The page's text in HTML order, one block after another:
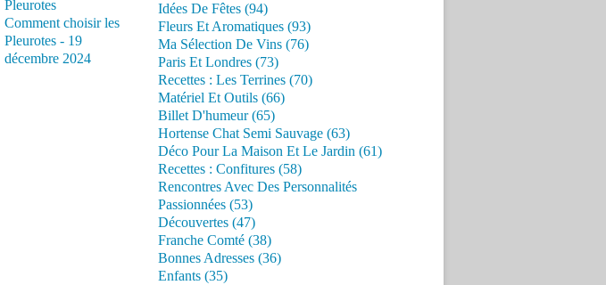
Comment choisir les
Pleurotes - 19
décembre 2024
Idées De Fêtes (94)
Fleurs Et Aromatiques (93)
Ma Sélection De Vins (76)
Paris Et Londres (73)
Recettes : Les Terrines (70)
Matériel Et Outils (66)
Billet D'humeur (65)
Hortense Chat Semi Sauvage (63)
Déco Pour La Maison Et Le Jardin (61)
Recettes : Confitures (58)
Rencontres Avec Des Personnalités
Passionnées (53)
Découvertes (47)
Franche Comté (38)
Bonnes Adresses (36)
Enfants (35)